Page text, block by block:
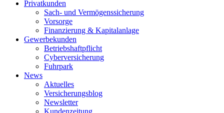
Privatkunden
Sach- und Vermögenssicherung
Vorsorge
Finanzierung & Kapitalanlage
Gewerbekunden
Betriebshaftpflicht
Cyberversicherung
Fuhrpark
News
Aktuelles
Versicherungsblog
Newsletter
Kundenzeitung